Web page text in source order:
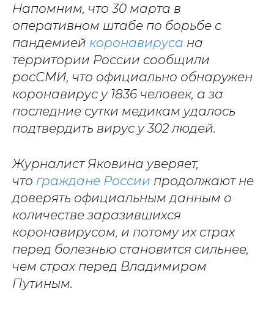
Напомним, что 30 марта в
оперативном штабе по борьбе с
пандемией коронавируса на
территории России сообщили
росСМИ, что официально обнаружен
коронавирус у 1836 человек, а за
последние сутки медикам удалось
подтвердить вирус у 302 людей.
Журналист Яковина уверяет,
что граждане России продолжают не
доверять официальным данным о
количестве заразившихся
коронавирусом, и потому их страх
перед болезнью становится сильнее,
чем страх перед Владимиром
Путиным.